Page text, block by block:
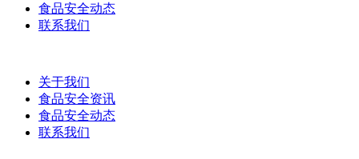
食品安全动态
联系我们
关于我们
食品安全资讯
食品安全动态
联系我们